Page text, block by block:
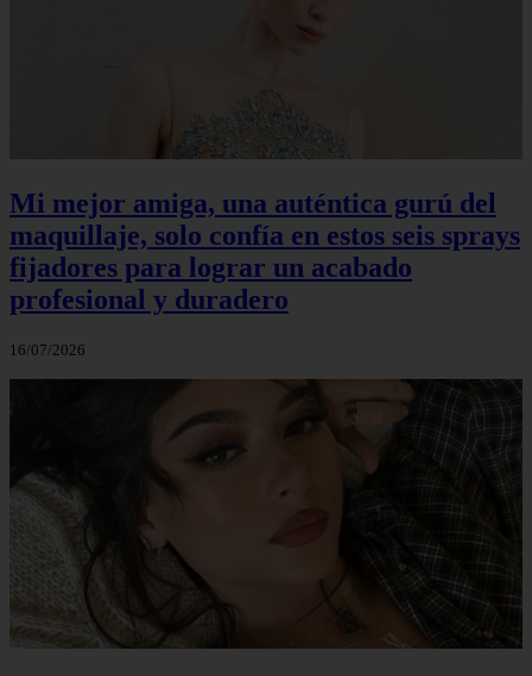
Mi mejor amiga, una auténtica gurú del
maquillaje, solo confía en estos seis sprays
fijadores para lograr un acabado
profesional y duradero
16/07/2026